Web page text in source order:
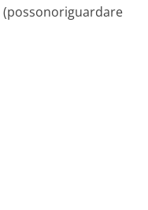
(possonoriguardare